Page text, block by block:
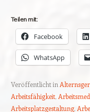
Teilen mit:
Facebook
WhatsApp
Veröffentlicht in
Arbeitsfähigkeit,
Arbeitsplatzgestaltung,